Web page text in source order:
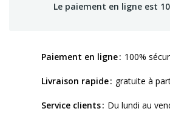
Le paiement en ligne est
Paiement en ligne 100%
Livraison rapide gratuite à
Service clients Du lundi au